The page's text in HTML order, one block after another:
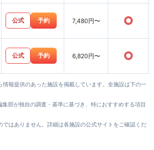
公式 予約 7,480円〜 ○
公式 予約 6,820円〜 ○
情報提供のあった施設を掲載しています。全施設は下の一
部が独自の調査・基準に基づき、特におすすめする項目
ではありません。詳細は各施設の公式サイトをご確認くだ